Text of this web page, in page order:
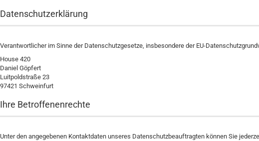
Datenschutzerklärung
Verantwortlicher im Sinne der Datenschutzgesetze, insbesondere der EU-
House 420
Daniel Göpfert
Luitpoldstraße 23
97421 Schweinfurt
Ihre Betroffenenrechte
Unter den angegebenen Kontaktdaten unseres Datenschutzbeauftragten können Sie